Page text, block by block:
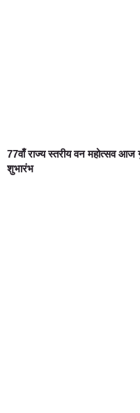
77वाँ राज्य स्तरीय वन महोत्सव
शुभारंभ